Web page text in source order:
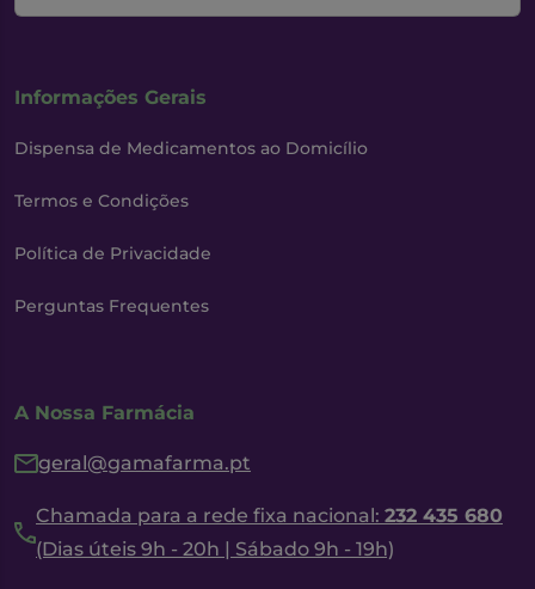
Informações Gerais
Dispensa de Medicamentos ao Domicílio
Termos e Condições
Política de Privacidade
Perguntas Frequentes
A Nossa Farmácia
geral@gamafarma.pt
Chamada para a rede fixa nacional: 232 435 680
(Dias úteis 9h - 20h | Sábado 9h - 19h)